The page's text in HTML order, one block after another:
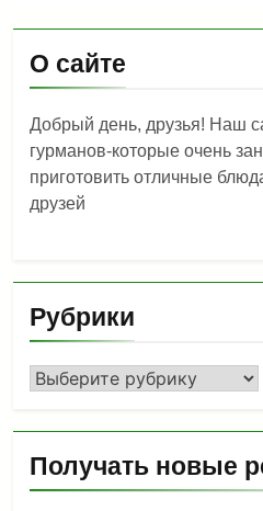
О сайте
Добрый день, друзья! Наш
гурманов-которые очень
приготовить отличные
друзей
Рубрики
Рубрики
Получать новые